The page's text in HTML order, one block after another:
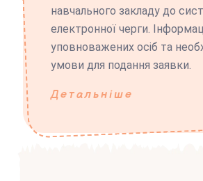
навчального закладу до
електронної черги.
уповноважених осіб та
умови для подання заявки.
Детальніше